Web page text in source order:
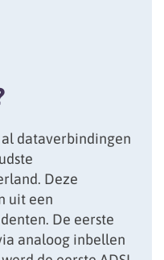
dataverbindingen
Deze
uit een
De eerste
analoog inbellen